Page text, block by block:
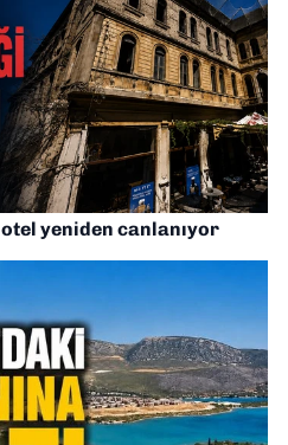
yeniden canlanıyor